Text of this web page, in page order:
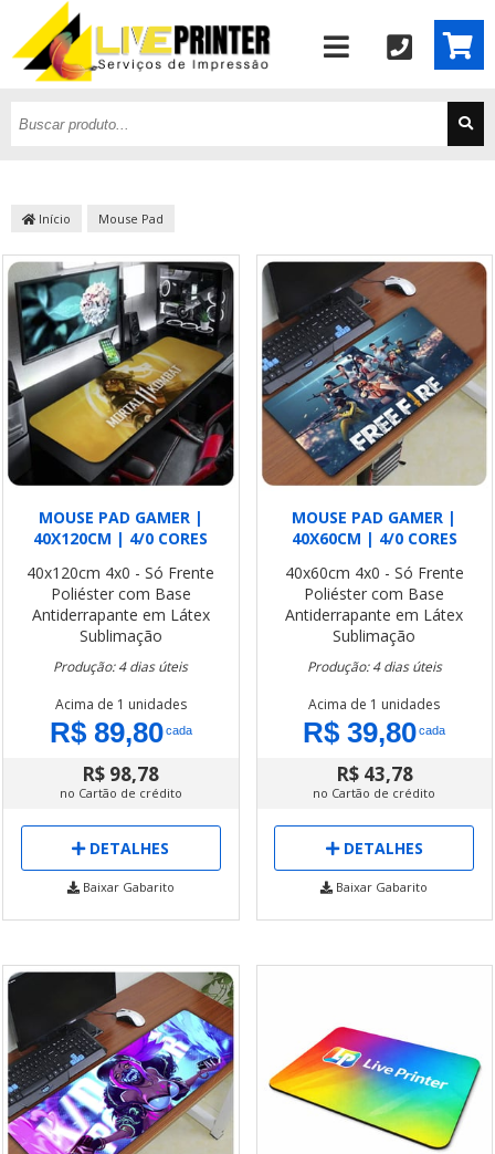
Início Mouse Pad
MOUSE PAD GAMER |
40X120CM | 4/0 CORES
40x120cm 4x0 - Só Frente
Poliéster com Base
Antiderrapante em Látex
Sublimação
Produção: 4 dias úteis
Acima de 1 unidades
R$ 89,80cada
R$ 98,78
no Cartão de crédito
DETALHES
Baixar Gabarito
MOUSE PAD GAMER |
40X60CM | 4/0 CORES
40x60cm 4x0 - Só Frente
Poliéster com Base
Antiderrapante em Látex
Sublimação
Produção: 4 dias úteis
Acima de 1 unidades
R$ 39,80cada
R$ 43,78
no Cartão de crédito
DETALHES
Baixar Gabarito